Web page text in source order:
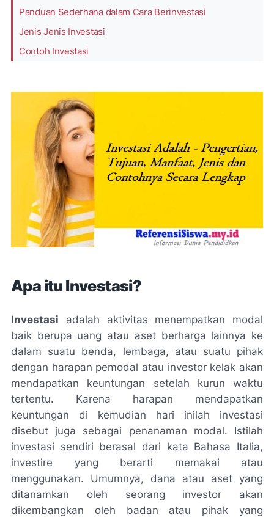
Panduan Sederhana dalam Cara Berinvestasi
Jenis Jenis Investasi
Contoh Investasi
Apa itu Investasi?
Investasi adalah aktivitas menempatkan modal
baik berupa uang atau aset berharga lainnya ke
dalam suatu benda, lembaga, atau suatu pihak
dengan harapan pemodal atau investor kelak akan
mendapatkan keuntungan setelah kurun waktu
tertentu. Karena harapan mendapatkan
keuntungan di kemudian hari inilah investasi
disebut juga sebagai penanaman modal. Istilah
investasi sendiri berasal dari kata Bahasa Italia,
investire yang berarti memakai atau
menggunakan. Umumnya, dana atau aset yang
ditanamkan oleh seorang investor akan
dikembangkan oleh badan atau pihak yang